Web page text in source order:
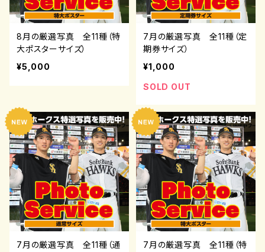
8月の厳選写真 全11種（特
大ポスターサイズ）
¥5,000
7月の厳選写真 全11種（定
期券サイズ）
¥1,000
SOLD OUT
7月の厳選写真 全11種（通
7月の厳選写真 全11種（特